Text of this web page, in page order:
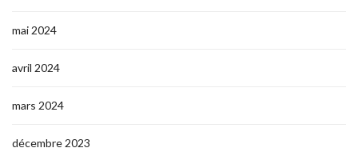
mai 2024
avril 2024
mars 2024
décembre 2023